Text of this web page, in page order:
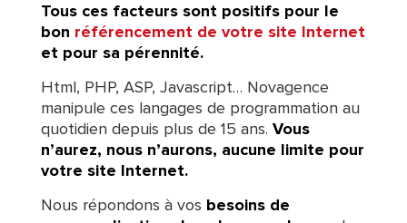
Tous ces facteurs sont positifs pour le
bon référencement de votre site Internet
et pour sa pérennité.
Html, PHP, ASP, Javascript… Novagence
manipule ces langages de programmation au
quotidien depuis plus de 15 ans. Vous
n’aurez, nous n’aurons, aucune limite pour
votre site Internet.
Nous répondons à vos besoins de